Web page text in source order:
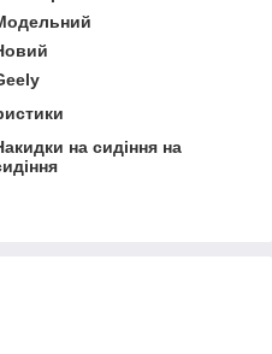
на сидіння на